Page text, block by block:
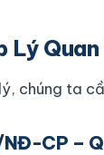
Lý
chúng ta
CP –